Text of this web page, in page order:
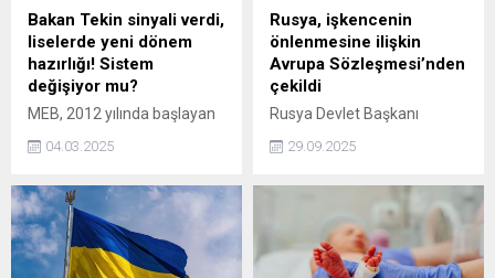
yayınlanacak?
Türkiye'yi de yakından
ilgilendiriyor.
Bakan Tekin sinyali verdi,
liselerde yeni dönem
hazırlığı! Sistem
değişiyor mu?
MEB, 2012 yılında başlayan
dönüş sinyali verdi.
Rapor hazırlayan üç eğitim
derneği 'Zorunlu eğitim
dayatılmamalı, branş
yönlendirmesi erkene
04.03.2025
Rusya, işkencenin
önlenmesine ilişkin
Avrupa Sözleşmesi’nden
çekildi
Rusya Devlet Başkanı
işkencenin önlenmesine
Sözleşmesi'nden
çekilmesine yönelik yasayı
imzaladı.
29.09.2025